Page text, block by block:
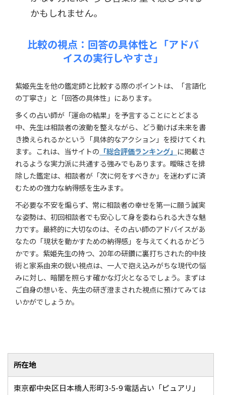
かもしれません。
比較の視点：回答の具体性と「アドバ
イスの実行しやすさ」
紫姫先生を他の鑑定師と比較する際のポイントは、「言語化
の丁寧さ」と「回答の具体性」にあります。
多くの占い師が「運命の結果」を予言することにとどまる
中、先生は相談者の波動を整えながら、どう動けば未来を書
き換えられるかという「具体的なアクション」を授けてくれ
ます。これは、当サイトの 「総合評価ランキング」 に掲載さ
れるような実力派に共通する強みでもあります。曖昧さを排
除した鑑定は、相談者が「次に何をすべきか」を迷わずに済
むための強力な納得感を生みます。
不必要な不安を煽らず、常に相談者の幸せを第一に願う誠実
な姿勢は、初回相談者でも安心して身を委ねられる大きな魅
力です。最終的に大切なのは、その占い師のアドバイスがあ
なたの「現状を動かすための納得感」を与えてくれるかどう
かです。紫姫先生の持つ、20年の研鑽に裏打ちされた的中技
術と家系由来の鋭い視点は、一人で抱え込みがちな現代の悩
みに対し、暗闇を照らす確かな灯火となるでしょう。まずは
ご自身の想いを、先生の研ぎ澄まされた視点に預けてみては
いかがでしょうか。
所在地
東京都中央区日本橋人形町3-5-9 電話占い「ピュアリ」